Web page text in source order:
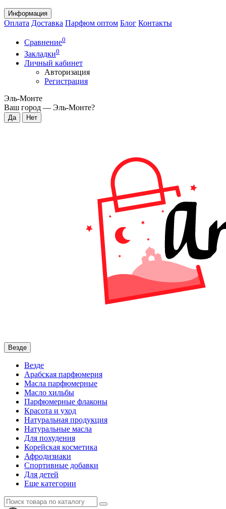
Информация
Оплата Доставка Парфюм оптом Блог Контакты
Сравнение0
Закладки0
Личный кабинет
Авторизация
Регистрация
Эль-Монте
Ваш город — Эль-Монте?
Везде
Везде
Арабская парфюмерия
Масла парфюмерные
Масло хильбы
Парфюмерные флаконы
Красота и уход
Натуральная продукция
Натуральные масла
Для похудения
Корейская косметика
Афродизиаки
Спортивные добавки
Для детей
Еще категории